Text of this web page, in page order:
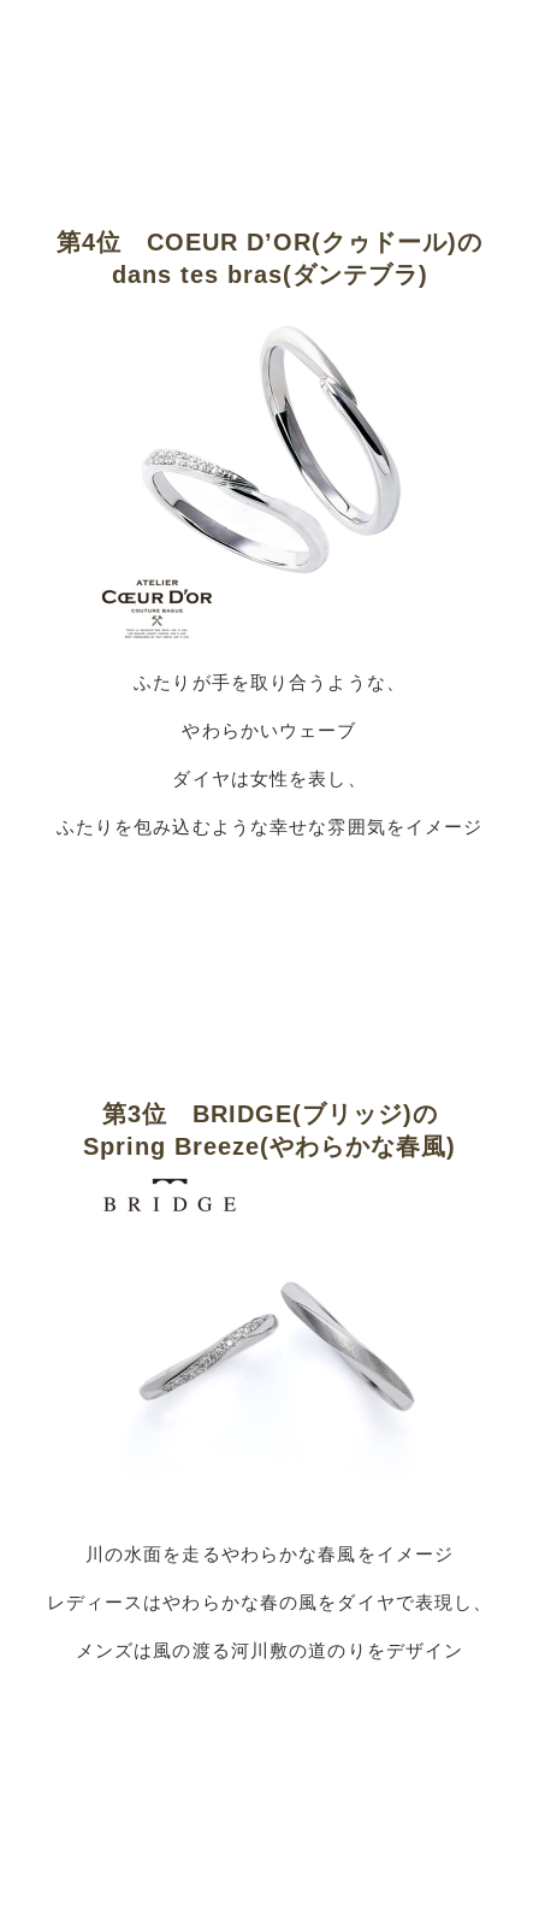
第4位 COEUR D’OR(クゥドール)の
dans tes bras(ダンテブラ)
ふたりが手を取り合うような、
やわらかいウェーブ
ダイヤは女性を表し、
ふたりを包み込むような幸せな雰囲気をイメージ
第3位 BRIDGE(ブリッジ)の
Spring Breeze(やわらかな春風)
川の水面を走るやわらかな春風をイメージ
レディースはやわらかな春の風をダイヤで表現し、
メンズは風の渡る河川敷の道のりをデザイン